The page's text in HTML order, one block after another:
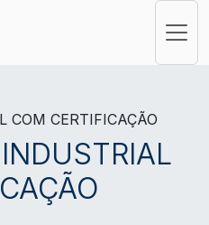
COM CERTIFICAÇÃO